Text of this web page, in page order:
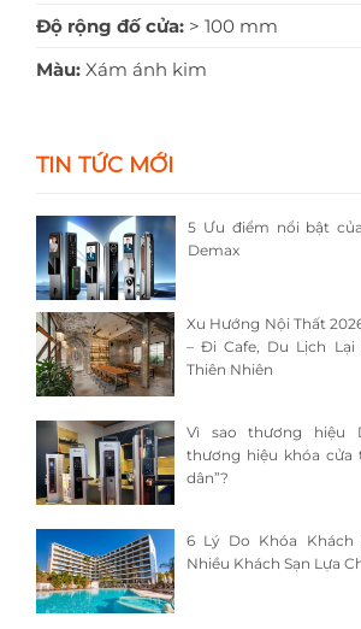
Độ rộng đố cửa: > 100 mm
Màu: Xám ánh kim
TIN TỨC MỚI
5 Ưu điểm nổi bật
Demax
Xu Hướng Nội Thất
– Đi Cafe, Du Lịch Lại
Thiên Nhiên
Vì sao thương hiệu
thương hiệu khóa cửa
dân”?
6 Lý Do Khóa Khách
Nhiều Khách Sạn Lựa